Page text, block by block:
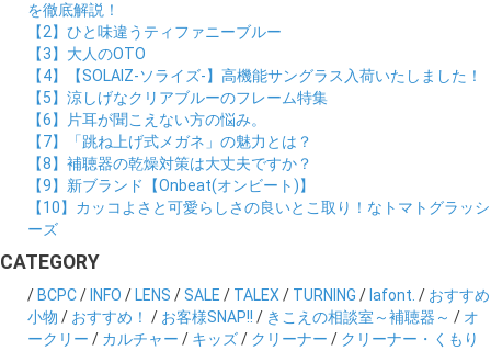
を徹底解説！
【2】ひと味違うティファニーブルー
【3】大人のOTO
【4】【SOLAIZ-ソライズ-】高機能サングラス入荷いたしました！
【5】涼しげなクリアブルーのフレーム特集
【6】片耳が聞こえない方の悩み。
【7】「跳ね上げ式メガネ」の魅力とは？
【8】補聴器の乾燥対策は大丈夫ですか？
【9】新ブランド【Onbeat(オンビート)】
【10】カッコよさと可愛らしさの良いとこ取り！なトマトグラッシ
ーズ
CATEGORY
/ BCPC/ INFO / LENS /SALE / TALEX/ TURNING / lafont. / おすすめ
小物 / おすすめ！ / お客様SNAP!! / きこえの相談室～補聴器～ / オ
ークリー / カルチャー / キッズ/ クリーナー / クリーナー・くもり